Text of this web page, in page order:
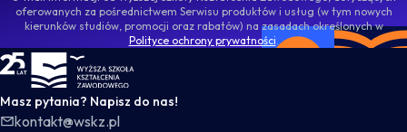
oferowanych za pośrednictwem Serwisu produktów i usług (w tym nowych
kierunków studiów, promocji oraz rabatów) na zasadach określonych w
Polityce ochrony prywatności.
WSKZ - strona główna
Masz pytania? Napisz do nas!
kontakt@wskz.pl